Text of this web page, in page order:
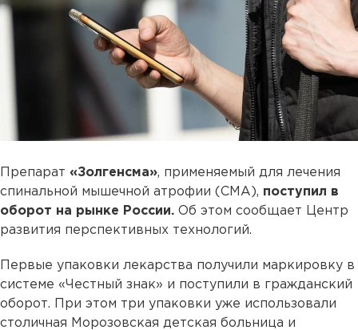
Препарат «Золгенсма», применяемый для лечения
спинальной мышечной атрофии (СМА), поступил в
оборот на рынке России. Об этом сообщает Центр
развития перспективных технологий.
Первые упаковки лекарства получили маркировку в
системе «Честный знак» и поступили в гражданский
оборот. При этом три упаковки уже использовали
столичная Морозовская детская больница и